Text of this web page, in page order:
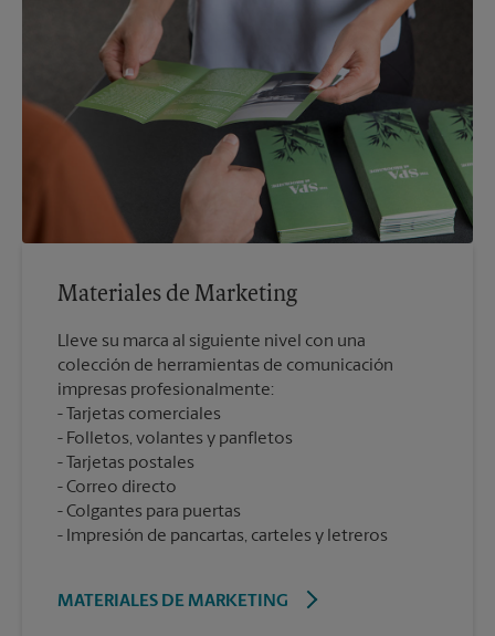
Materiales de Marketing
Lleve su marca al siguiente nivel con una
colección de herramientas de comunicación
impresas profesionalmente:
Tarjetas comerciales
Folletos, volantes y panfletos
Tarjetas postales
Correo directo
Colgantes para puertas
Impresión de pancartas, carteles y letreros
MATERIALES DE MARKETING